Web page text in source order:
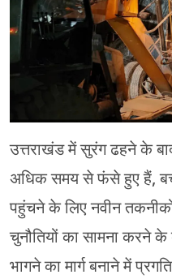
उत्तराखंड में सुरंग ढहने के
अधिक समय से फंसे हुए हैं,
पहुंचने के लिए नवीन
चुनौतियों का सामना करने
भागने का मार्ग बनाने में
देहरादून
नैनीताल